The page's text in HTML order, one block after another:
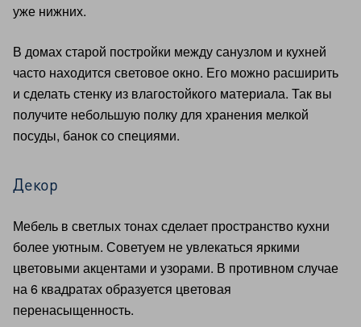
уже нижних.
В домах старой постройки между санузлом и кухней
часто находится световое окно. Его можно расширить
и сделать стенку из влагостойкого материала. Так вы
получите небольшую полку для хранения мелкой
посуды, банок со специями.
Декор
Мебель в светлых тонах сделает пространство кухни
более уютным. Советуем не увлекаться яркими
цветовыми акцентами и узорами. В противном случае
на 6 квадратах образуется цветовая
перенасыщенность.